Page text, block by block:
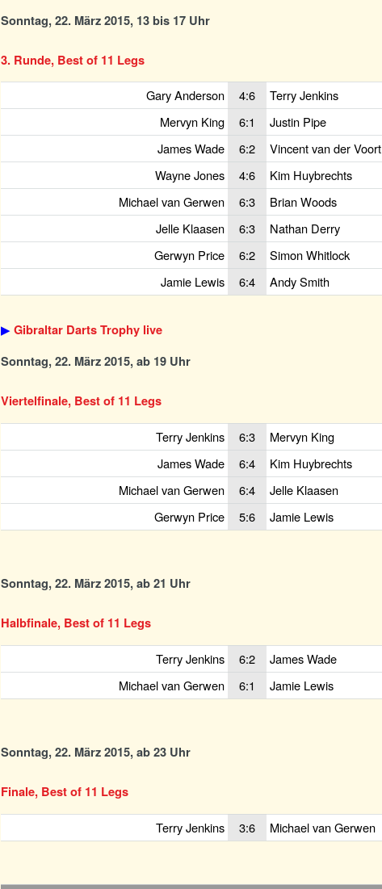
Sonntag, 22. März 2015, 13 bis 17 Uhr
3. Runde, Best of 11 Legs
Gary Anderson 4:6
Terry Jenkins
Mervyn King
6:1
Justin Pipe
James Wade
6:2
Vincent van der Voort
Wayne Jones
4:6
Kim Huybrechts
Michael van Gerwen
6:3
Brian Woods
Jelle Klaasen
6:3
Nathan Derry
Gerwyn Price
6:2
Simon Whitlock
Jamie Lewis
6:4 Andy Smith
▶Gibraltar Darts Trophy live
Sonntag, 22. März 2015, ab 19 Uhr
Viertelfinale, Best of 11 Legs
Terry Jenkins 6:3
Mervyn King
James Wade
6:4
Kim Huybrechts
Michael van Gerwen
6:4
Jelle Klaasen
Gerwyn Price
5:6 Jamie Lewis
Sonntag, 22. März 2015, ab 21 Uhr
Halbfinale, Best of 11 Legs
Terry Jenkins 6:2
James Wade
Michael van Gerwen
6:1 Jamie Lewis
Sonntag, 22. März 2015, ab 23 Uhr
Finale, Best of 11 Legs
Terry Jenkins 3:6 Michael van Gerwen